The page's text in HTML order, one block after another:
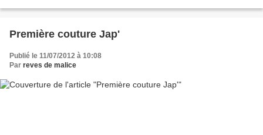
Première couture Jap'
Publié le 11/07/2012 à 10:08
Par reves de malice